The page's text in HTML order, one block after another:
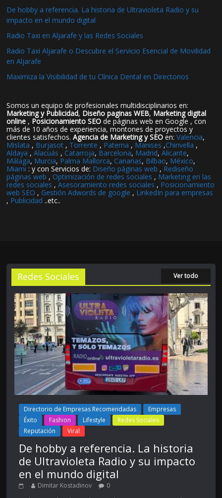
De hobby a referencia. La historia de Ultravioleta Radio y su
impacto en el mundo digital
Radio Taxi en Aljarafe y las Redes Sociales
Radio Taxi Aljarafe o Descubre el Servicio Esencial de Movilidad
en Aljarafe
Maximiza la Visibilidad de tu Clínica Dental en Directorios
Somos un equipo de profesionales multidisciplinarios en:
Marketing y Publicidad, Diseño paginas WEB, Marketing digital
online , Posicionamiento SEO de páginas web en Google , con
más de 10 años de experiencia, montones de proyectos y
clientes satisfechos.Agencia de Marketing y SEO en:Valencia,
Mislata , Burjasot , Torrente , Paterna , Manises ,Chirivella ,
Aldaya ,Alacuás , Catarroja, Barcelona, Madrid,Alicante,
Málaga, Murcia, Palma Mallorca, Canarias, Bilbao, México,
Miami : y con Servicios de: Diseño páginas web , Rediseño
páginas web , Optimización de redes sociales , Marketing en las
redes sociales ,Asesoramiento redes sociales , Posicionamiento
web SEO , Gestión Adwords de google , LinkedIn para empresas
, Publicidad ..etc..
Redes Sociales Ver todo
Directorio de Empresas Recomendadas
Empresas
Éxito
Fashion Lifestyle
Redes Sociales
Reputación
Viral
De hobby a referencia. La historia
de Ultravioleta Radio y su impacto
en el mundo digital
Dimitar Kostadinov 0